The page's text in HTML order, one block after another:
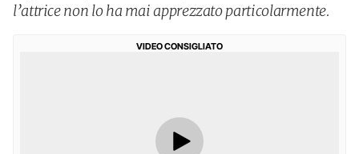
l’attrice non lo ha mai apprezzato particolarmente.
VIDEO CONSIGLIATO